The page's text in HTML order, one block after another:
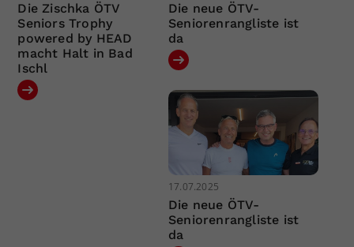
Die Zischka ÖTV
Seniors Trophy
powered by HEAD
macht Halt in Bad
Ischl
Die neue ÖTV-
Seniorenrangliste ist
da
17.07.2025
Die neue ÖTV-
Seniorenrangliste ist
da